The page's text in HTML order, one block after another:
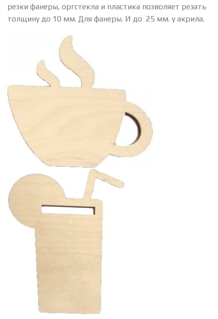
резки фанеры, оргстекла и пластика позволяет резать
толщину до 10 мм. Для фанеры. И до 25 мм. у акрила.